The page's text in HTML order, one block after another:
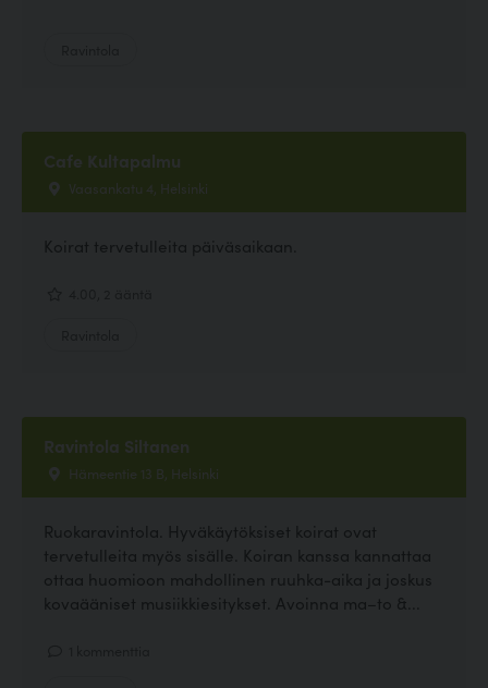
Cafe Kultapalmu
Vaasankatu 4, Helsinki
Koirat tervetulleita päiväsaikaan.
Ravintola Siltanen
Hämeentie 13 B, Helsinki
Ruokaravintola. Hyväkäytöksiset koirat ovat
tervetulleita myös sisälle. Koiran kanssa kannattaa
ottaa huomioon mahdollinen ruuhka-aika ja joskus
kovaääniset musiikkiesitykset. Avoinna ma–to &...